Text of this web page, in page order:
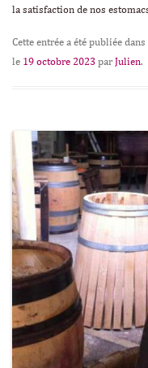
la satisfaction de nos
Cette entrée a été publiée dans
le 19 octobre 2023 par Julien.